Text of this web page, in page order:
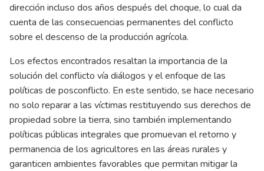
dirección incluso dos años después del choque, lo cual da
cuenta de las consecuencias permanentes del conflicto
sobre el descenso de la producción agrícola.
Los efectos encontrados resaltan la importancia de la
solución del conflicto vía diálogos y el enfoque de las
políticas de posconflicto. En este sentido, se hace necesario
no solo reparar a las víctimas restituyendo sus derechos de
propiedad sobre la tierra, sino también implementando
políticas públicas integrales que promuevan el retorno y
permanencia de los agricultores en las áreas rurales y
garanticen ambientes favorables que permitan mitigar la